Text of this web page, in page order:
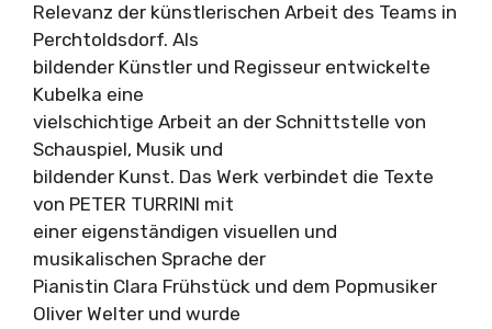
Relevanz der künstlerischen Arbeit des Teams in
Perchtoldsdorf. Als
bildender Künstler und Regisseur entwickelte
Kubelka eine
vielschichtige Arbeit an der Schnittstelle von
Schauspiel, Musik und
bildender Kunst. Das Werk verbindet die Texte
von PETER TURRINI mit
einer eigenständigen visuellen und
musikalischen Sprache der
Pianistin Clara Frühstück und dem Popmusiker
Oliver Welter und wurde